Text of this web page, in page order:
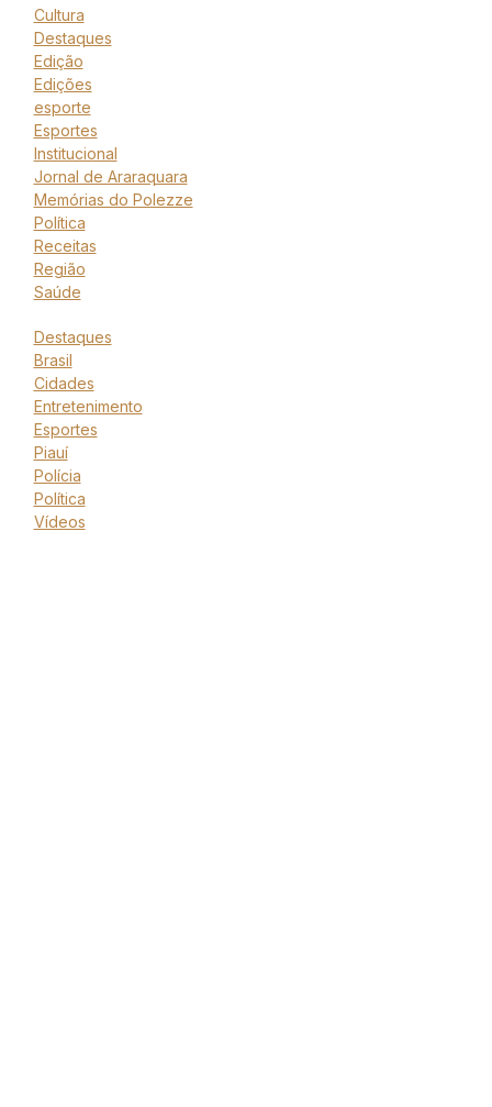
Cultura
Destaques
Edição
Edições
esporte
Esportes
Institucional
Jornal de Araraquara
Memórias do Polezze
Política
Receitas
Região
Saúde
Destaques
Brasil
Cidades
Entretenimento
Esportes
Piauí
Polícia
Política
Vídeos